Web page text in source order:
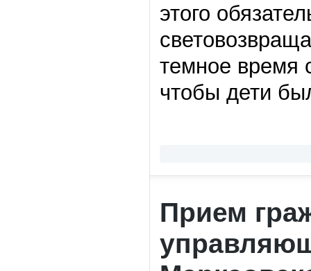
этого
темное время
чтобы дети
Прием